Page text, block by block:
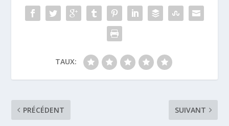
TAUX:
PRÉCÉDENT SUIVANT